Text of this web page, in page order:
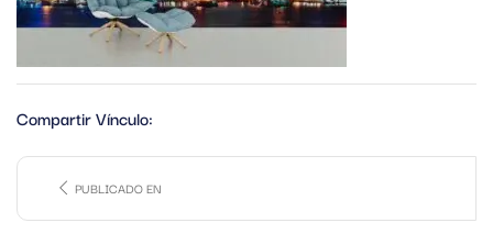
Compartir Vínculo:
PUBLICADO EN